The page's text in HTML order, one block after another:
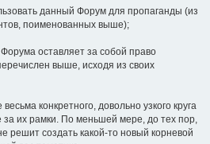
данный Форум для пропаганды (из
поименованных выше);
оставляет за собой право
выше, исходя из своих
конкретного, довольно узкого круга
их рамки. По меньшей мере, до тех пор,
решит создать какой-то новый корневой